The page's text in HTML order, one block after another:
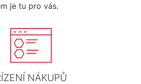
je tu pro vás.
NÁKUPŮ